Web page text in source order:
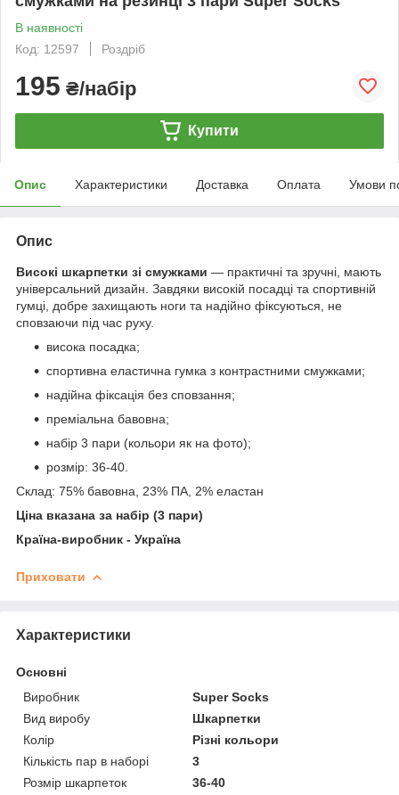
В наявності
Код: 12597
Роздріб
195 ₴/набір
Купити
Опис Характеристики Доставка Оплата Умови
Опис
Високі шкарпетки зі смужками — практичні та зручні, мають
універсальний дизайн. Завдяки високій посадці та спортивній
гумці, добре захищають ноги та надійно фіксуються, не
сповзаючи під час руху.
висока посадка;
спортивна еластична гумка з контрастними смужками;
надійна фіксація без сповзання;
преміальна бавовна;
набір 3 пари (кольори як на фото);
розмір: 36-40.
Склад: 75% бавовна, 23% ПА, 2% еластан
Ціна вказана за набір (3 пари)
Країна-виробник - Україна
Приховати
Характеристики
Основні
Виробник
Super Socks
Вид виробу
Шкарпетки
Колір
Різні кольори
Кількість пар в наборі
3
Розмір шкарпеток
36-40